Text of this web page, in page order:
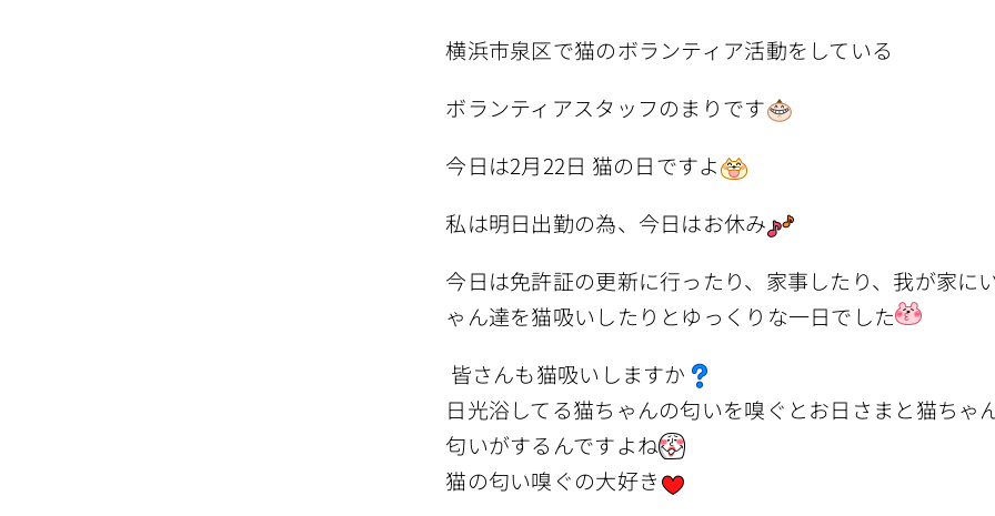
横浜市泉区で猫のボランティア活動をしている
ボランティアスタッフのまりです
今日は2月22日 猫の日ですよ
私は明日出勤の為、今日はお休み
今日は免許証の更新に行ったり、家事したり、我が家に
ゃん達を猫吸いしたりとゆっくりな一日でした
皆さんも猫吸いしますか
日光浴してる猫ちゃんの匂いを嗅ぐとお日さまと猫ちゃ
匂いがするんですよね
猫の匂い嗅ぐの大好き